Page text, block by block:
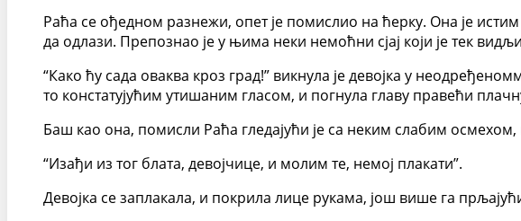
Раћа се ођедном разнежи, опет је помислио на ћерку. Она је
да одлази. Препознао је у њима неки немоћни сјај који је тек
“Како ћу сада оваква кроз град!” викнула је девојка у
то констатујућим утишаним гласом, и погнула главу правећи
Баш као она, помисли Раћа гледајући је са неким слабим осмехом,
“Изађи из тог блата, девојчице, и молим те, немој плакати”.
Девојка се заплакала, и покрила лице рукама, још више га